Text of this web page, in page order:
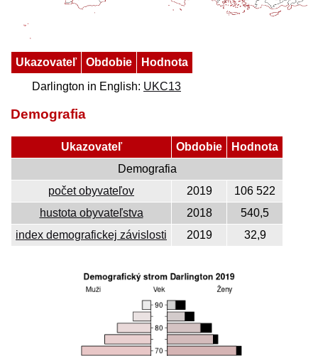
Ukazovateľ Obdobie
Hodnota
Darlington in English: UKC13
Demografia
Ukazovateľ Obdobie
Hodnota
Demografia
počet obyvateľov
2019
106 522
hustota obyvateľstva
2018
540,5
index demografickej závislosti
2019 32,9